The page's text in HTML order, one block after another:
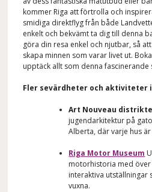
kommer Riga att förtrolla och
smidiga direktflyg från både
enkelt och bekvämt ta dig till denna
göra din resa enkel och njutbar, så
skapa minnen som varar livet ut.
upptäck allt som denna
Fler sevärdheter och aktiviteter i
Art Nouveau
jugendarkitektur på
Alberta, där varje hus
Riga Motor Museum
motorhistoria med
interaktiva utställningar
vuxna.